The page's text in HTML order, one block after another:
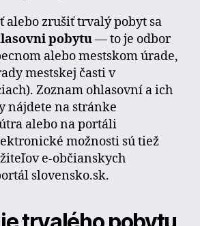
alebo zrušiť trvalý pobyt sa
pobytu— to je odbor
alebo mestskom úrade,
mestskej časti v
Zoznam ohlasovní a ich
nájdete na stránke
alebo na portáli
možnosti sú tiež
e-občianskych
slovensko.sk.